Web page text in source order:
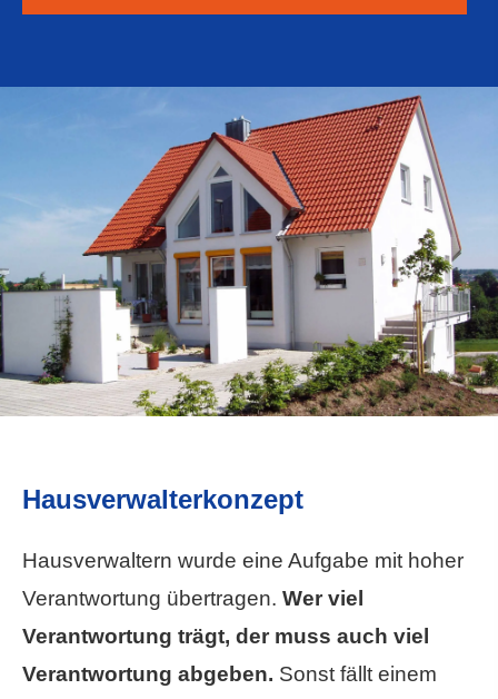
Hausverwalterkonzept
Hausverwaltern wurde eine Aufgabe mit hoher
Verantwortung übertragen. Wer viel
Verantwortung trägt, der muss auch viel
Verantwortung abgeben. Sonst fällt einem